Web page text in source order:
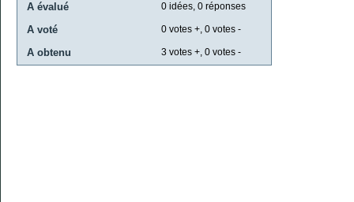
A évalué 0 idées, 0 réponses
A voté 0 votes +, 0 votes -
A obtenu 3 votes +, 0 votes -